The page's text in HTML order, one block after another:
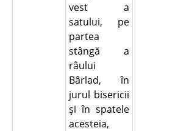
vest a
satului, pe
partea
stângă a
râului
Bârlad, în
jurul bisericii
şi în spatele
acesteia,